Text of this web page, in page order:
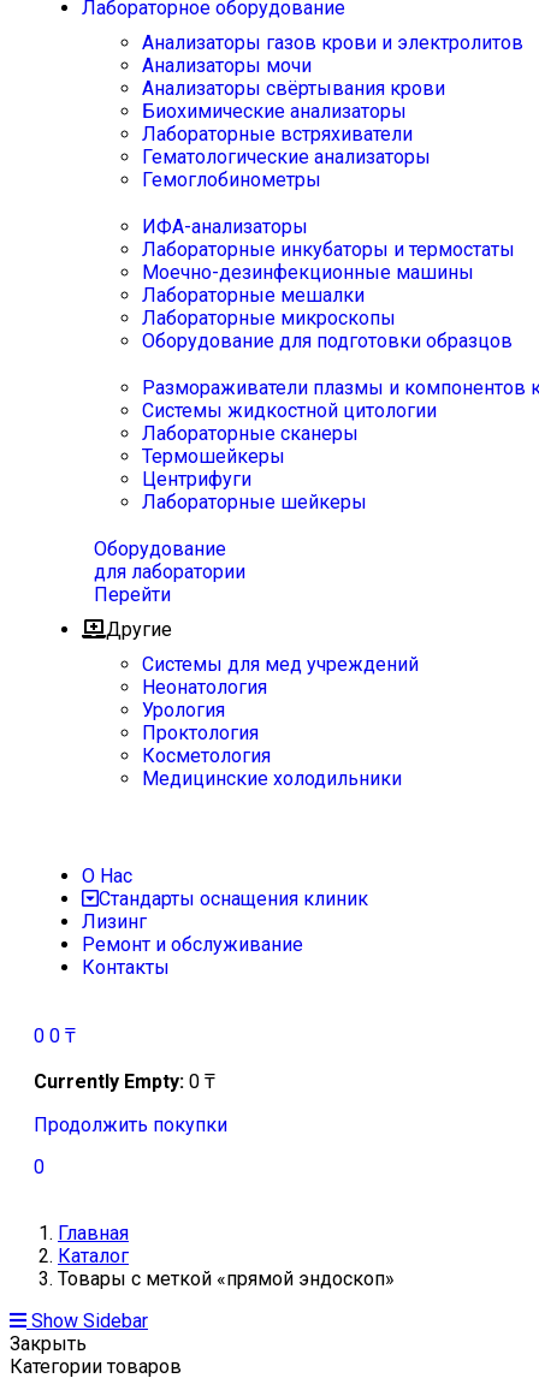
Лабораторное оборудование
Анализаторы газов крови и электролитов
Анализаторы мочи
Анализаторы свёртывания крови
Биохимические анализаторы
Лабораторные встряхиватели
Гематологические анализаторы
Гемоглобинометры
ИФА-анализаторы
Лабораторные инкубаторы и термостаты
Моечно-дезинфекционные машины
Лабораторные мешалки
Лабораторные микроскопы
Оборудование для подготовки образцов
Размораживатели плазмы и компонентов
Системы жидкостной цитологии
Лабораторные сканеры
Термошейкеры
Центрифуги
Лабораторные шейкеры
Оборудование
для лаборатории
Перейти
Другие
Системы для мед учреждений
Неонатология
Урология
Проктология
Косметология
Медицинские холодильники
О Нас
Стандарты оснащения клиник
Лизинг
Ремонт и обслуживание
Контакты
0 0 ₸
Currently Empty: 0 ₸
Продолжить покупки
0
Главная
Каталог
Товары с меткой «прямой эндоскоп»
Show Sidebar
Закрыть
Категории товаров